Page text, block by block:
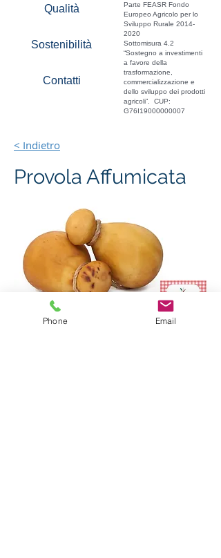
Qualità
Sostenibilità
Contatti
Parte FEASR Fondo
Europeo Agricolo per lo
Sviluppo Rurale 2014-
2020
Sottomisura 4.2
“Sostegno a investimenti
a favore della
trasformazione,
commercializzazione e
dello sviluppo dei prodotti
agricoli”. CUP:
G76I19000000007
< Indietro
Provola Affumicata
Phone Email